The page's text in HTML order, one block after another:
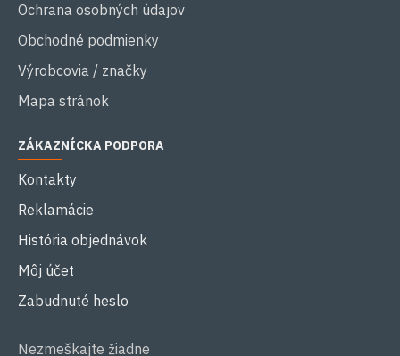
Ochrana osobných údajov
Obchodné podmienky
Výrobcovia / značky
Mapa stránok
ZÁKAZNÍCKA PODPORA
Kontakty
Reklamácie
História objednávok
Môj účet
Zabudnuté heslo
Nezmeškajte žiadne